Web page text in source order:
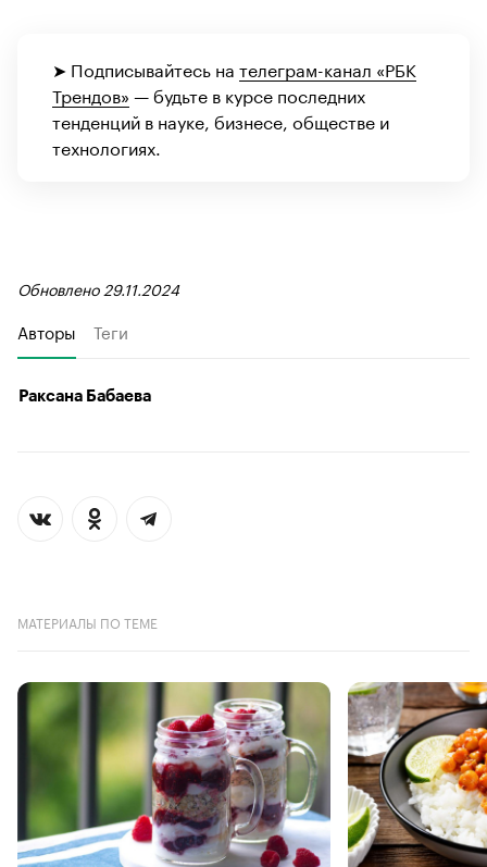
➤ Подписывайтесь на телеграм-канал «РБК
Трендов» — будьте в курсе последних
тенденций в науке, бизнесе, обществе и
технологиях.
Обновлено 29.11.2024
Авторы Теги
Раксана Бабаева
МАТЕРИАЛЫ ПО ТЕМЕ